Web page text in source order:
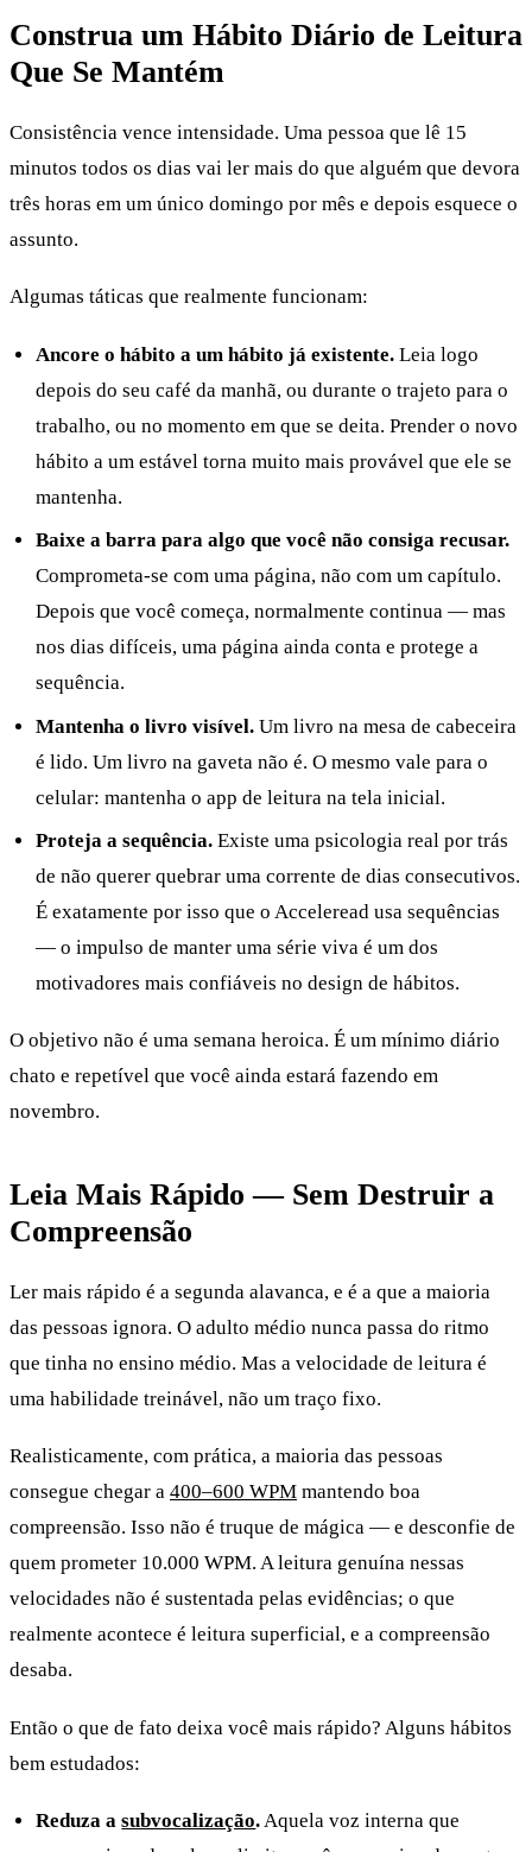
Construa um Hábito Diário de Leitura
Que Se Mantém
Consistência vence intensidade. Uma pessoa que lê 15
minutos todos os dias vai ler mais do que alguém que devora
três horas em um único domingo por mês e depois esquece o
assunto.
Algumas táticas que realmente funcionam:
Ancore o hábito a um hábito já existente. Leia logo
depois do seu café da manhã, ou durante o trajeto para o
trabalho, ou no momento em que se deita. Prender o novo
hábito a um estável torna muito mais provável que ele se
mantenha.
Baixe a barra para algo que você não consiga recusar.
Comprometa-se com uma página, não com um capítulo.
Depois que você começa, normalmente continua — mas
nos dias difíceis, uma página ainda conta e protege a
sequência.
Mantenha o livro visível. Um livro na mesa de cabeceira
é lido. Um livro na gaveta não é. O mesmo vale para o
celular: mantenha o app de leitura na tela inicial.
Proteja a sequência. Existe uma psicologia real por trás
de não querer quebrar uma corrente de dias consecutivos.
É exatamente por isso que o Acceleread usa sequências
— o impulso de manter uma série viva é um dos
motivadores mais confiáveis no design de hábitos.
O objetivo não é uma semana heroica. É um mínimo diário
chato e repetível que você ainda estará fazendo em
novembro.
Leia Mais Rápido — Sem Destruir a
Compreensão
Ler mais rápido é a segunda alavanca, e é a que a maioria
das pessoas ignora. O adulto médio nunca passa do ritmo
que tinha no ensino médio. Mas a velocidade de leitura é
uma habilidade treinável, não um traço fixo.
Realisticamente, com prática, a maioria das pessoas
consegue chegar a 400–600 WPM mantendo boa
compreensão. Isso não é truque de mágica — e desconfie de
quem prometer 10.000 WPM. A leitura genuína nessas
velocidades não é sustentada pelas evidências; o que
realmente acontece é leitura superficial, e a compreensão
desaba.
Então o que de fato deixa você mais rápido? Alguns hábitos
bem estudados:
Reduza asubvocalização.Aquela voz interna que